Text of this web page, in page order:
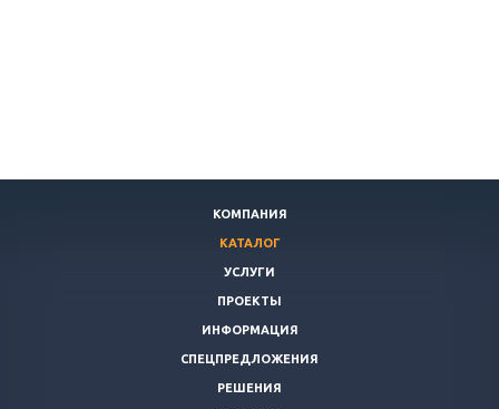
КОМПАНИЯ
КАТАЛОГ
УСЛУГИ
ПРОЕКТЫ
ИНФОРМАЦИЯ
СПЕЦПРЕДЛОЖЕНИЯ
РЕШЕНИЯ